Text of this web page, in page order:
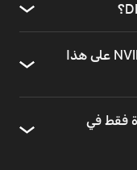
لماذا تحتوي NVIDIA GeForce RTX 5090 على هذا
فقط في